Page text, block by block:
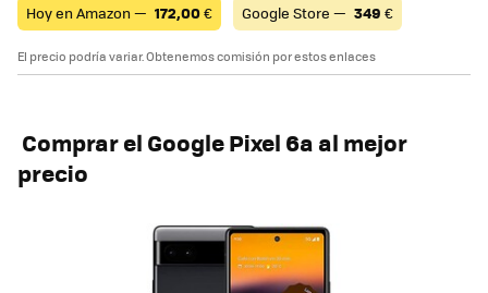
Hoy en Amazon — 172,00€ Google Store — 349 €
El precio podría variar. Obtenemos comisión por estos enlaces
Comprar el Google Pixel 6a al mejor
precio